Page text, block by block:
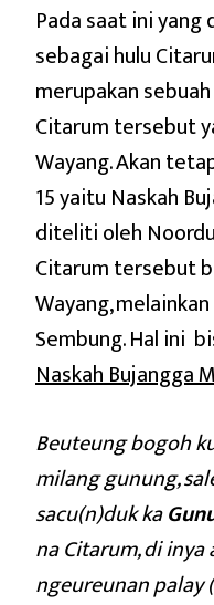
Pada saat ini yang
sebagai hulu
merupakan
Citarum tersebut
Wayang. Akan
15 yaitu Naskah
diteliti oleh
Citarum tersebut
Wayang,
Sembung. Hal ini
Naskah Bujangga
Beuteung bogoh
milang gunung,
sacu(n)duk ka
na Citarum, di
ngeureunan palay